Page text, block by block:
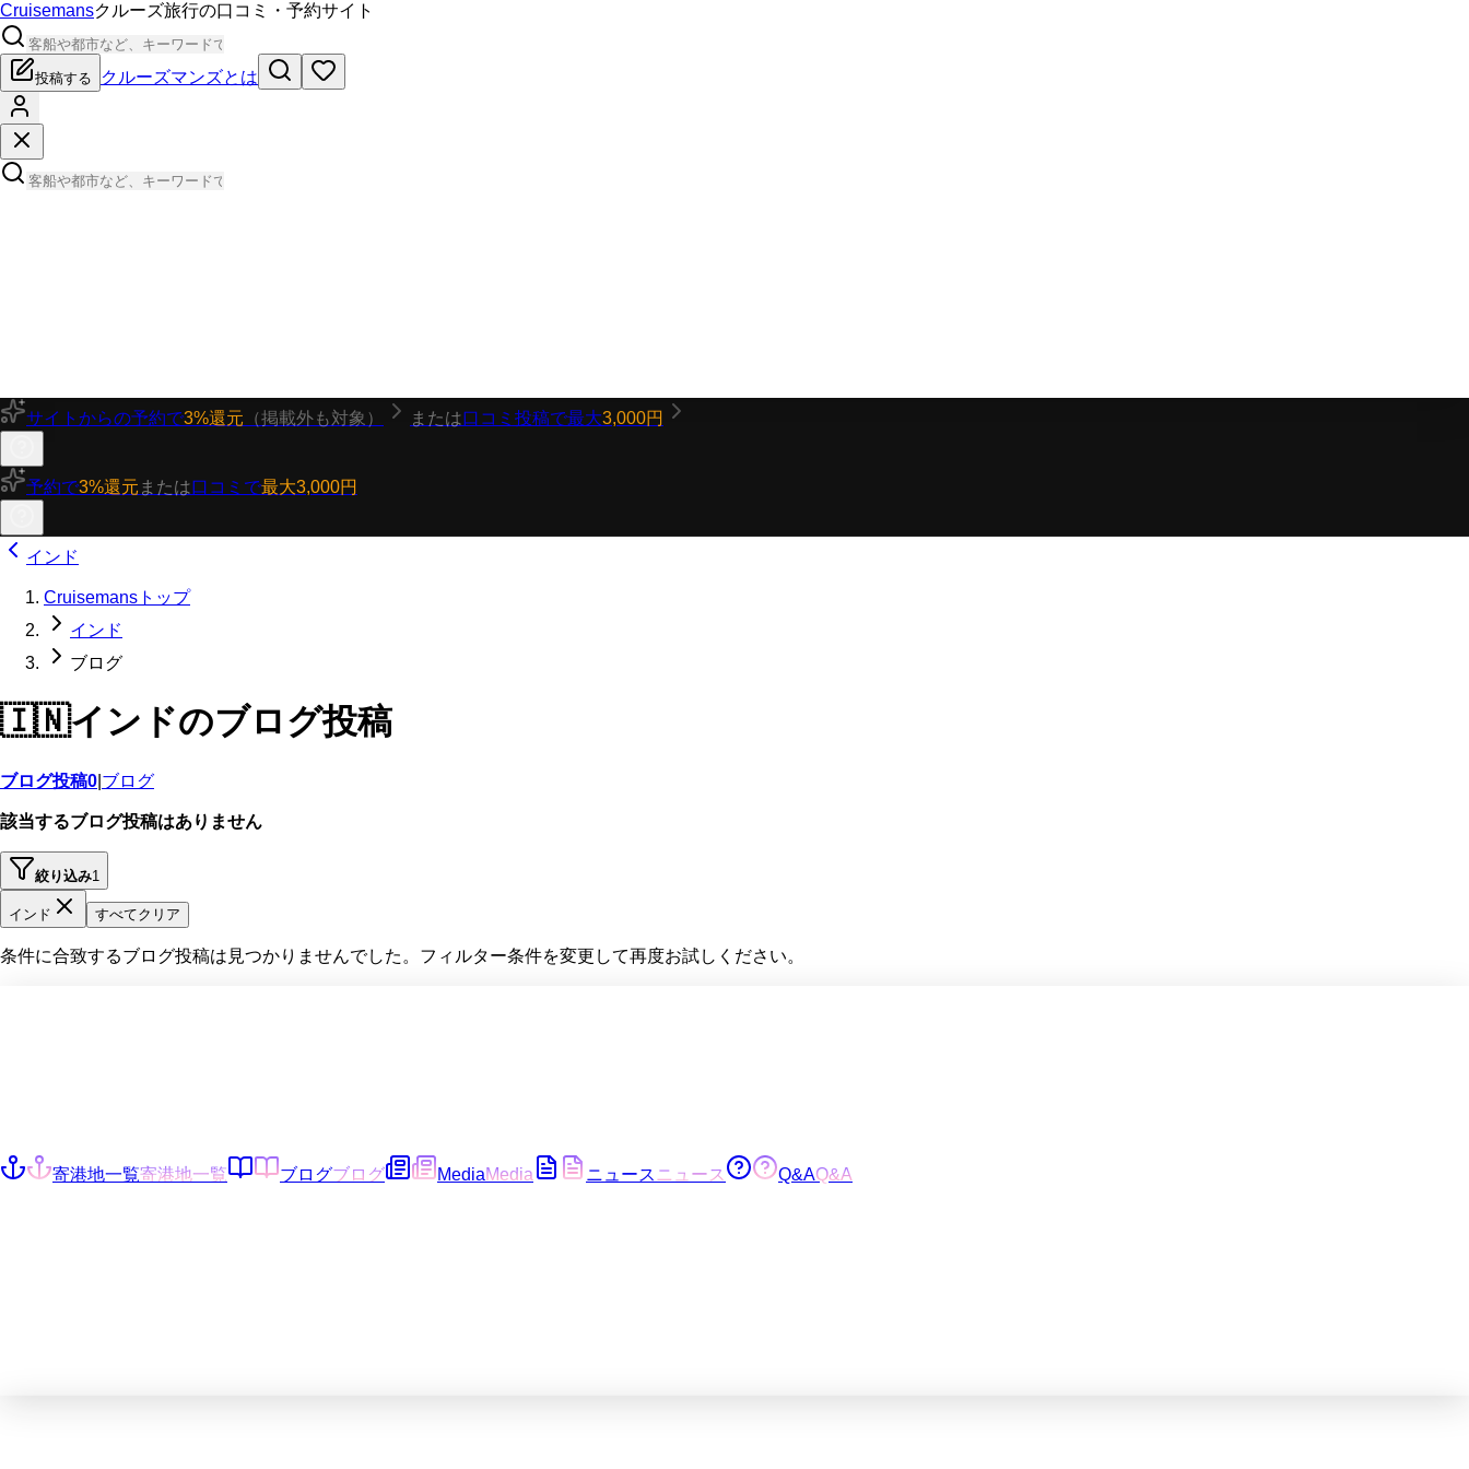
Cruisemansクルーズ旅行の口コミ・予約サイト
投稿する クルーズマンズとは
サイトからの予約で3%還元 （掲載外も対象） または口コミ投稿で最大3,000円
予約で3%還元 または口コミで最大3,000円
インド
Cruisemansトップ
インド
ブログ
🇮🇳インドのブログ投稿
ブログ投稿0 ブログ
該当するブログ投稿はありません
絞り込み1
インド すべてクリア
条件に合致するブログ投稿は見つかりませんでした。フィルター条件を変更して再度お試しください。
寄港地一覧寄港地一覧 ブログブログ MediaMedia ニュース ニュース Q&AQ&A